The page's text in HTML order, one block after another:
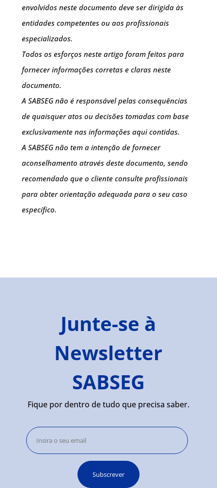
envolvidos neste documento deve ser dirigida às
entidades competentes ou aos profissionais
especializados.
Todos os esforços neste artigo foram feitos para
fornecer informações corretas e claras neste
documento.
A SABSEG não é responsável pelas consequências
de quaisquer atos ou decisões tomadas com base
exclusivamente nas informações aqui contidas.
A SABSEG não tem a intenção de fornecer
aconselhamento através deste documento, sendo
recomendado que o cliente consulte profissionais
para obter orientação adequada para o seu caso
específico.
Junte-se à
Newsletter
SABSEG
Fique por dentro de tudo que precisa saber.